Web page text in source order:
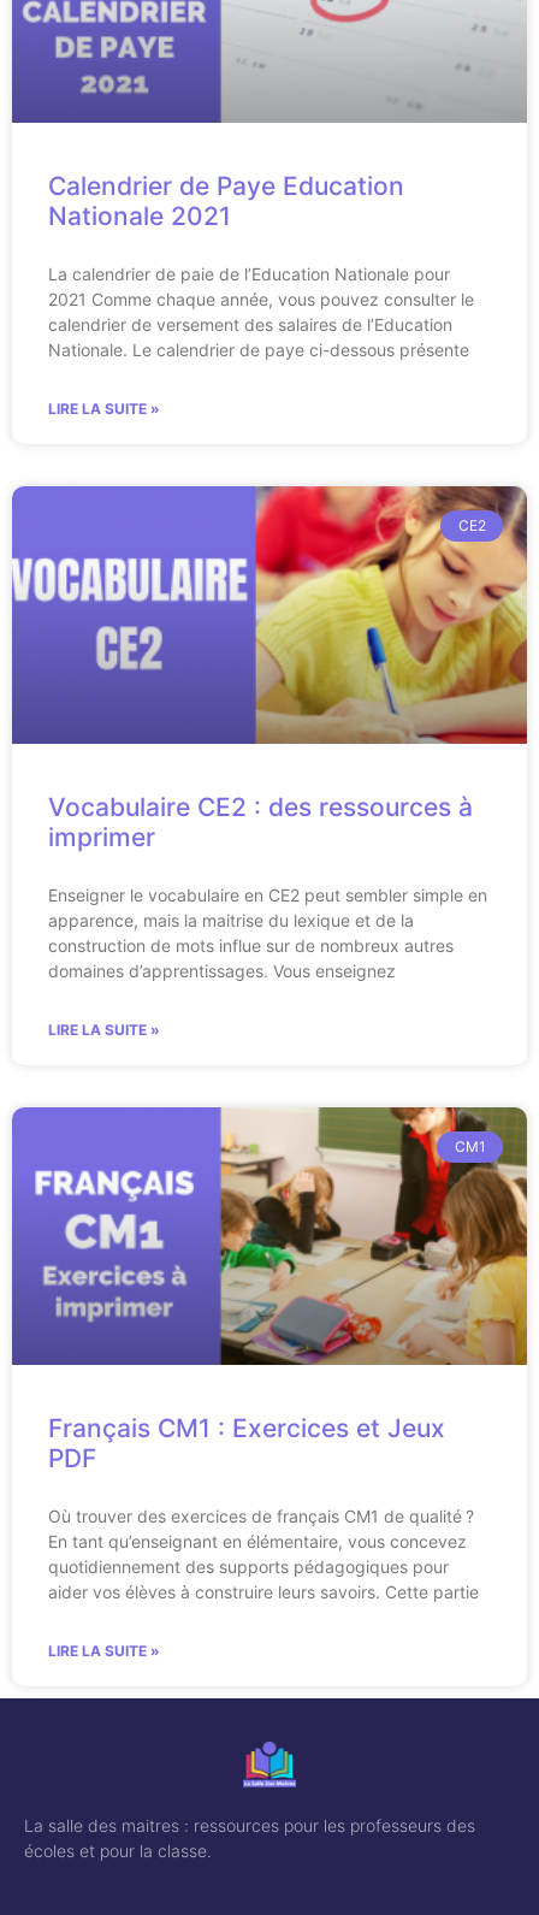
Calendrier de Paye Education
Nationale 2021
La calendrier de paie de l’Education Nationale pour
2021 Comme chaque année, vous pouvez consulter le
calendrier de versement des salaires de l’Education
Nationale. Le calendrier de paye ci-dessous présente
LIRE LA SUITE »
CE2
Vocabulaire CE2 : des ressources à
imprimer
Enseigner le vocabulaire en CE2 peut sembler simple en
apparence, mais la maitrise du lexique et de la
construction de mots influe sur de nombreux autres
domaines d’apprentissages. Vous enseignez
LIRE LA SUITE »
CM1
Français CM1 : Exercices et Jeux
PDF
Où trouver des exercices de français CM1 de qualité ?
En tant qu’enseignant en élémentaire, vous concevez
quotidiennement des supports pédagogiques pour
aider vos élèves à construire leurs savoirs. Cette partie
LIRE LA SUITE »
La salle des maitres : ressources pour les professeurs des
écoles et pour la classe.